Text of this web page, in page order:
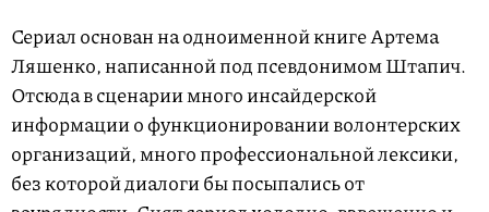
Сериал основан на одноименной книге Артема
Ляшенко, написанной под псевдонимом Штапич.
Отсюда в сценарии много инсайдерской
информации о функционировании волонтерских
организаций, много профессиональной лексики,
без которой диалоги бы посыпались от